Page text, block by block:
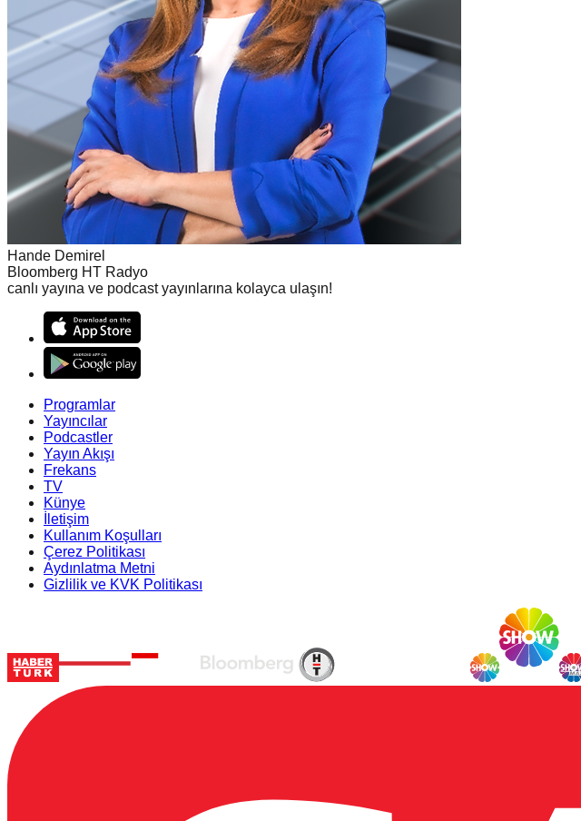
Hande Demirel
Bloomberg HT Radyo
canlı yayına ve podcast yayınlarına kolayca ulaşın!
Programlar
Yayıncılar
Podcastler
Yayın Akışı
Frekans
TV
Künye
İletişim
Kullanım Koşulları
Çerez Politikası
Aydınlatma Metni
Gizlilik ve KVK Politikası